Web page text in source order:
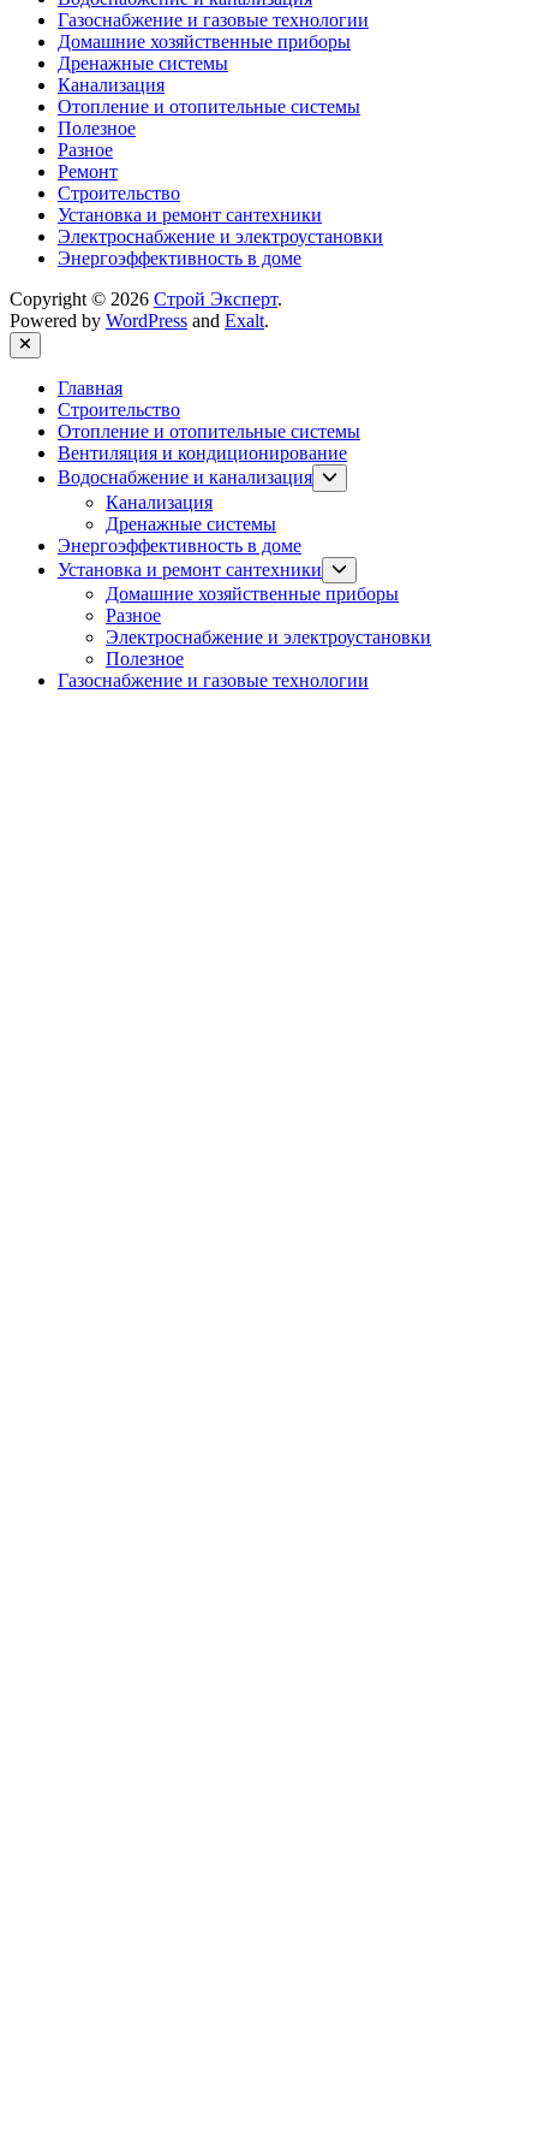
Газоснабжение и газовые технологии
Домашние хозяйственные приборы
Дренажные системы
Канализация
Отопление и отопительные системы
Полезное
Разное
Ремонт
Строительство
Установка и ремонт сантехники
Электроснабжение и электроустановки
Энергоэффективность в доме
Copyright © 2026 Строй Эксперт.
Powered by WordPress and Exalt.
Close
Главная
Строительство
Отопление и отопительные системы
Вентиляция и кондиционирование
Водоснабжение и канализация
Show
sub
Канализация
Дренажные системы
Энергоэффективность в доме
Установка и ремонт сантехники
sub
menu
Домашние хозяйственные приборы
Разное
Электроснабжение и электроустановки
Полезное
Газоснабжение и газовые технологии